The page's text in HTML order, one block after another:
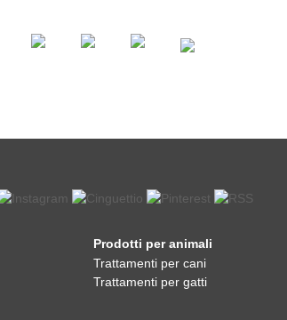
Prodotti per animali
Trattamenti per cani
Trattamenti per gatti